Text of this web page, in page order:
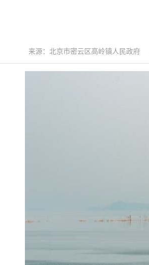
来源：北京市密云区高岭镇人民政府